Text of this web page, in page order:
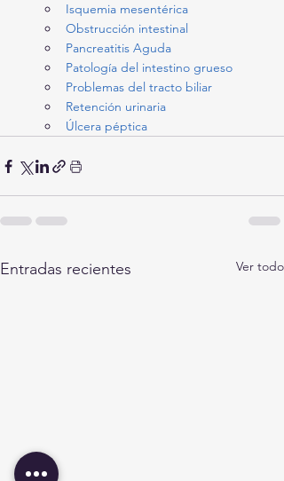
Isquemia mesentérica
Obstrucción intestinal
Pancreatitis Aguda
Patología del intestino grueso
Problemas del tracto biliar
Retención urinaria
Úlcera péptica
Entradas recientes Ver todo